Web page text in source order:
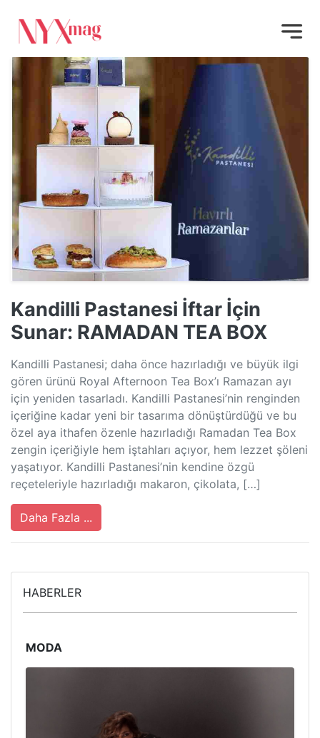
Kandilli Pastanesi İftar İçin
Sunar: RAMADAN TEA BOX
Kandilli Pastanesi; daha önce hazırladığı ve büyük ilgi
gören ürünü Royal Afternoon Tea Box’ı Ramazan ayı
için yeniden tasarladı. Kandilli Pastanesi’nin renginden
içeriğine kadar yeni bir tasarıma dönüştürdüğü ve bu
özel aya ithafen özenle hazırladığı Ramadan Tea Box
zengin içeriğiyle hem iştahları açıyor, hem lezzet şöleni
yaşatıyor. Kandilli Pastanesi’nin kendine özgü
reçeteleriyle hazırladığı makaron, çikolata, […]
Daha Fazla ...
HABERLER
MODA